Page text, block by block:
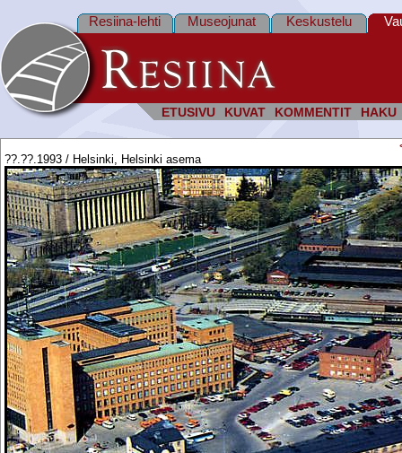
ETUSIVU KUVAT KOMMENTIT HAKU
Resiina-lehti Museojunat Keskustelu
??.??.1993 / Helsinki, Helsinki asema